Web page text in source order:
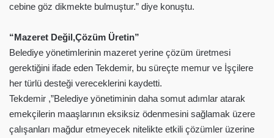
cebine göz dikmekte bulmuştur.” diye konuştu.
“Mazeret Değil,Çözüm Üretin”
Belediye yönetimlerinin mazeret yerine çözüm üretmesi
gerektiğini ifade eden Tekdemir, bu süreçte memur ve İşçilere
her türlü desteği vereceklerini kaydetti.
Tekdemir ,”Belediye yönetiminin daha somut adımlar atarak
emekçilerin maaşlarının eksiksiz ödenmesini sağlamak üzere
çalışanları mağdur etmeyecek nitelikte etkili çözümler üzerine